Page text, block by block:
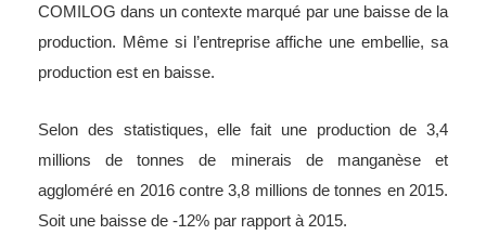
COMILOG dans un contexte marqué par une baisse de la
production. Même si l’entreprise affiche une embellie, sa
production est en baisse.
Selon des statistiques, elle fait une production de 3,4
millions de tonnes de minerais de manganèse et
aggloméré en 2016 contre 3,8 millions de tonnes en 2015.
Soit une baisse de -12% par rapport à 2015.